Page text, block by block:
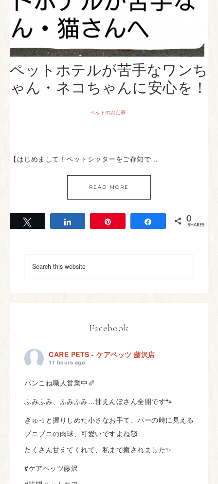
ペットホテルが苦手なワンち
ゃん・ネコちゃんに安心を！
ペットのお仕事
【はじめまして！ペットシッターをご存知で…
READ MORE
Share 0
SHARES
Facebook
CARE PETS - ケアペッツ 藤沢店
11 hours ago
パンこね職人営業中🥖
ふみふみ、ふみふみ…甘えんぼさん全開です🐾
ぎゅっと握りしめた小さなお手て、パーの時に見える
プニプニの肉球、可愛いですよね🥰
たくさん甘えてくれて、私まで癒されました✨
#ケアペッツ藤沢